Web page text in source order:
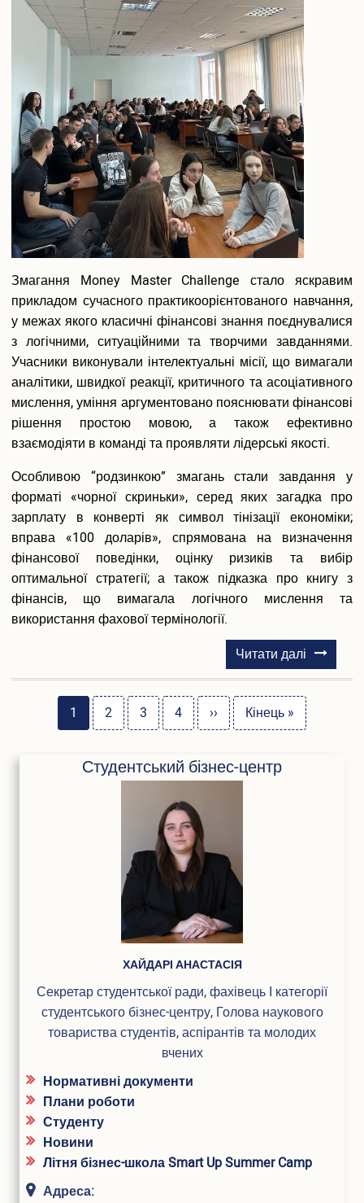
Змагання Money Master Challenge стало яскравим
прикладом сучасного практикоорієнтованого навчання,
у межах якого класичні фінансові знання поєднувалися
з логічними, ситуаційними та творчими завданнями.
Учасники виконували інтелектуальні місії, що вимагали
аналітики, швидкої реакції, критичного та асоціативного
мислення, уміння аргументовано пояснювати фінансові
рішення простою мовою, а також ефективно
взаємодіяти в команді та проявляти лідерські якості.
Особливою “родзинкою” змагань стали завдання у
форматі «чорної скриньки», серед яких загадка про
зарплату в конверті як символ тінізації економіки;
вправа «100 доларів», спрямована на визначення
фінансової поведінки, оцінку ризиків та вибір
оптимальної стратегії; а також підказка про книгу з
фінансів, що вимагала логічного мислення та
використання фахової термінології.
Читати далі про
Money
Розбивка
сторінки
Поточна
сторінка
1 Page
2 Page
3 Page
4
Наступна
сторінка
››
Остання
сторінка
Кінець »
Студентський бізнес-центр
ХАЙДАРІ АНАСТАСІЯ
Секретар студентської ради, фахівець І категорії
студентського бізнес-центру, Голова наукового
товариства студентів, аспірантів та молодих
вчених
Нормативні документи
Плани роботи
Студенту
Новини
Літня бізнес-школа Smart Up Summer Camp
Адреса: